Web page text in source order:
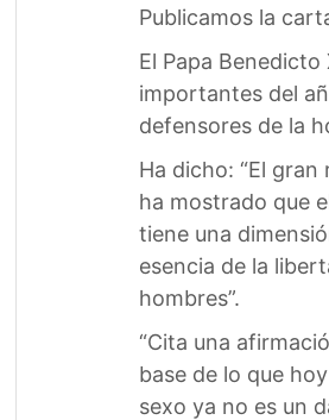
Publicamos la
El Papa
importantes del
defensores de la
Ha dicho: “El
ha mostrado que
tiene una
esencia de la
hombres”.
“Cita una
base de lo que
sexo ya no es un